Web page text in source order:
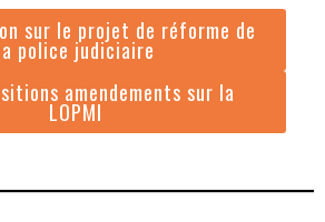
sur le projet de réforme de
police judiciaire
amendements sur la
LOPMI